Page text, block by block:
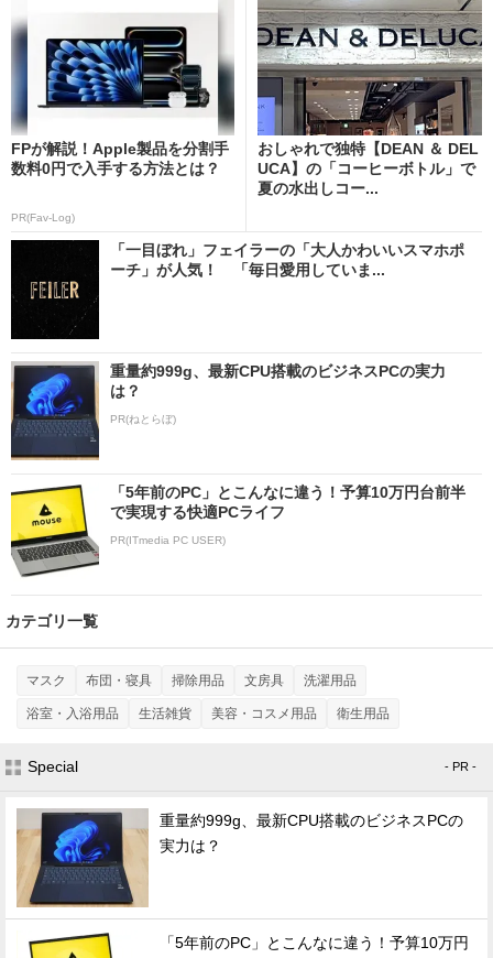
FPが解説！Apple製品を分割手
数料0円で入手する方法とは？
PR(Fav-Log)
おしゃれで独特【DEAN ＆ DEL
UCA】の「コーヒーボトル」で
夏の水出しコー...
「一目ぼれ」フェイラーの「大人かわいいスマホポ
ーチ」が人気！ 「毎日愛用していま...
重量約999g、最新CPU搭載のビジネスPCの実力
は？
PR(ねとらぼ)
「5年前のPC」とこんなに違う！予算10万円台前半
で実現する快適PCライフ
PR(ITmedia PC USER)
カテゴリ一覧
マスク 布団・寝具 掃除用品 文房具 洗濯用品
浴室・入浴用品 生活雑貨 美容・コスメ用品 衛生用品
Special - PR -
重量約999g、最新CPU搭載のビジネスPCの
実力は？
「5年前のPC」とこんなに違う！予算10万円